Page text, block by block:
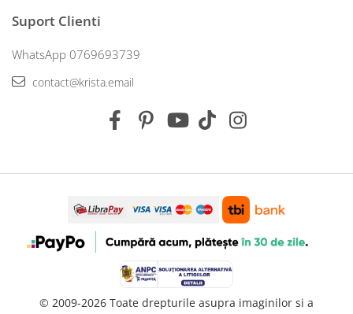
Suport Clienti
WhatsApp 0769693739
contact@krista.email
© 2009-2026 Toate drepturile asupra imaginilor si a